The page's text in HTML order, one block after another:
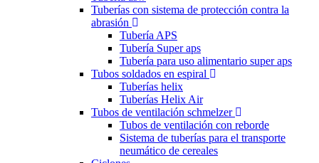
Tuberías con sistema de protección contra la
abrasión
Tubería APS
Tubería Super aps
Tubería para uso alimentario super aps
Tubos soldados en espiral
Tuberías helix
Tuberías Helix Air
Tubos de ventilación schmelzer
Tubos de ventilación con reborde
Sistema de tuberías para el transporte
neumático de cereales